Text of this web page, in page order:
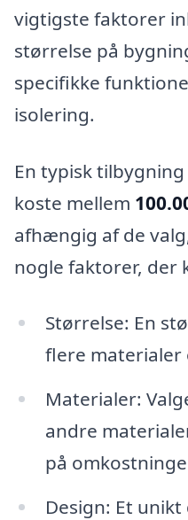
vigtigste faktorer
størrelse på
specifikke
isolering.
En typisk
koste mellem
afhængig af de
nogle faktorer, der
Størrelse: En
flere materialer
Materialer:
andre
på
Design: Et